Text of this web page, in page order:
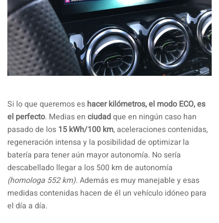
Si lo que queremos es hacer kilómetros, el modo ECO, es
el perfecto. Medias en ciudadque en ningún caso han
pasado de los 15 kWh/100 km, aceleraciones contenidas,
regeneración intensa y la posibilidad de optimizar la
batería para tener aún mayor autonomía. No sería
descabellado llegar a los 500 km de autonomía
(homologa 552 km). Además es muy manejable y esas
medidas contenidas hacen de él un vehículo idóneo para
el día a día.